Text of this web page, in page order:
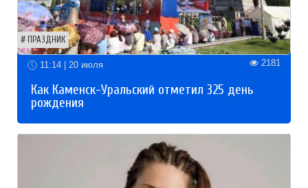
ПРАЗДНИК
11:14 | 20 июля 2181
Как Каменск-Уральский отметил 325 день
рождения